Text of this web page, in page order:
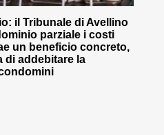
il Tribunale di Avellino
parziale i costi
un beneficio concreto,
di addebitare la